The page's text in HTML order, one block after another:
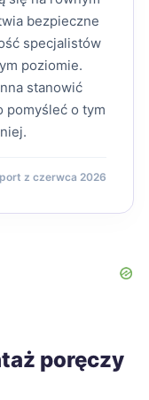
bezpieczne
specjalistów
poziomie.
stanowić
pomyśleć o tym
z czerwca 2026
poręczy